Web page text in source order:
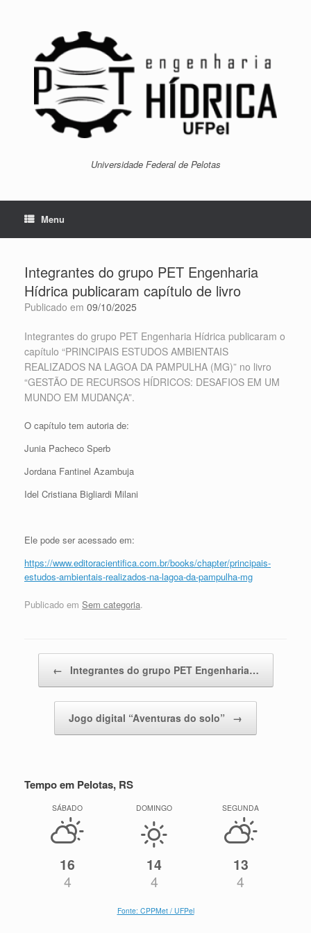
Universidade Federal de Pelotas
Menu
Integrantes do grupo PET Engenharia
Hídrica publicaram capítulo de livro
Publicado em 09/10/2025
Integrantes do grupo PET Engenharia Hídrica publicaram o
capítulo “PRINCIPAIS ESTUDOS AMBIENTAIS
REALIZADOS NA LAGOA DA PAMPULHA (MG)” no livro
“GESTÃO DE RECURSOS HÍDRICOS: DESAFIOS EM UM
MUNDO EM MUDANÇA”.
O capítulo tem autoria de:
Junia Pacheco Sperb
Jordana Fantinel Azambuja
Idel Cristiana Bigliardi Milani
Ele pode ser acessado em:
https://www.editoracientifica.com.br/books/chapter/principais-
estudos-ambientais-realizados-na-lagoa-da-pampulha-mg
Publicado em Sem categoria.
← Integrantes do grupo PET Engenharia…
Jogo digital “Aventuras do solo” →
Tempo em Pelotas, RS
SÁBADO
16
4
DOMINGO
14
4
SEGUNDA
13
4
Fonte: CPPMet / UFPel